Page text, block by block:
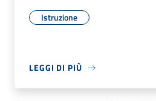
Istruzione
LEGGI DI PIÙ